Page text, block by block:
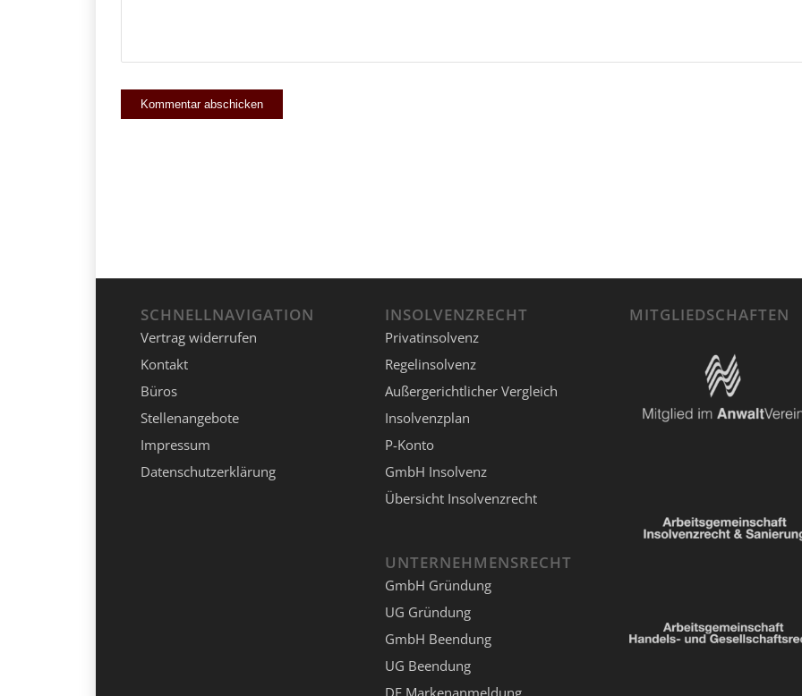
SCHNELLNAVIGATION
Vertrag widerrufen
Kontakt
Büros
Stellenangebote
Impressum
Datenschutzerklärung
INSOLVENZRECHT
Privatinsolvenz
Regelinsolvenz
Außergerichtlicher Vergleich
Insolvenzplan
P-Konto
GmbH Insolvenz
Übersicht Insolvenzrecht
UNTERNEHMENSRECHT
GmbH Gründung
UG Gründung
GmbH Beendung
UG Beendung
DE Markenanmeldung
MITGLIEDSCHAFTEN